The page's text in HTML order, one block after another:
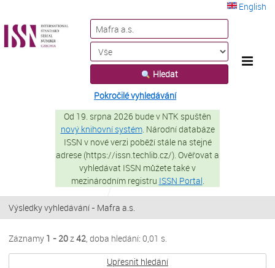
English
VuFind
Hledat
Pokročilé vyhledávání
Od 19. srpna 2026 bude v NTK spuštěn
nový knihovní systém. Národní databáze
ISSN v nové verzi poběží stále na stejné
adrese (https://issn.techlib.cz/). Ověřovat a
vyhledávat ISSN můžete také v
mezinárodním registru ISSN Portal.
Výsledky vyhledávání - Mafra a.s.
Záznamy 1 - 20z42, doba hledání: 0,01 s.
Upřesnit hledání